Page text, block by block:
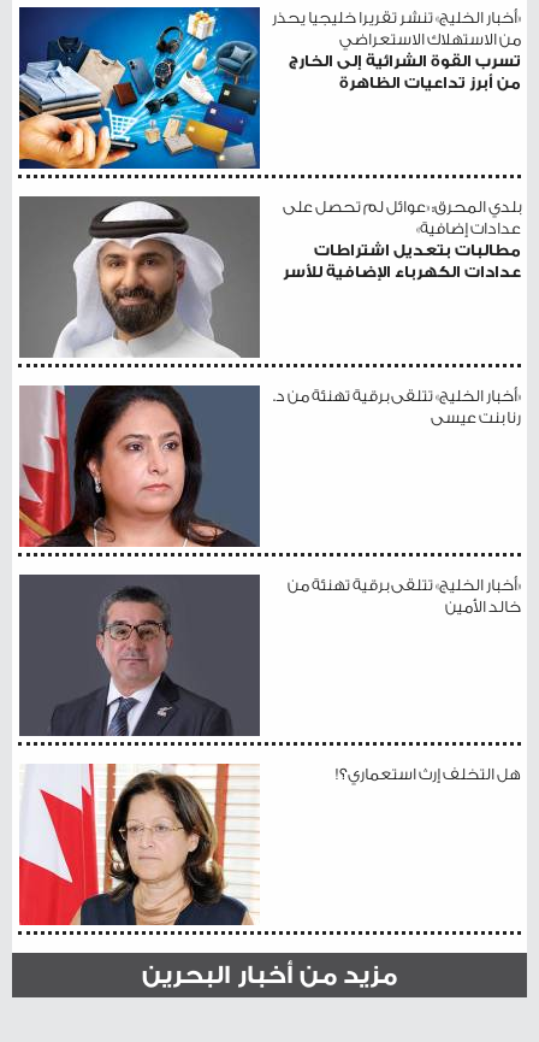
«أخبار الخليج» تنشر تقريرا خليجيا يحذر
من الاستهلاك الاستعراضي
تسرب القوة الشرائية إلى الخارج
من أبرز تداعيات الظاهرة
بلدي المحرق: «عوائل لم تحصل على
عدادات إضافية»
مطالبات بتعديل اشتراطات
عدادات الكهرباء الإضافية للأسر
«أخبار الخليج» تتلقى برقية تهنئة من د.
رنا بنت عيسى
«أخبار الخليج» تتلقى برقية تهنئة من
خالد الأمين
هل التخلف إرث استعماري؟!
مزيد من أخبار البحرين